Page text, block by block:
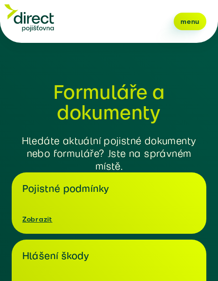
menu
Formuláře a
dokumenty
Hledáte aktuální pojistné dokumenty
nebo formuláře? Jste na správném
místě.
Pojistné podmínky
Zobrazit
Hlášení škody